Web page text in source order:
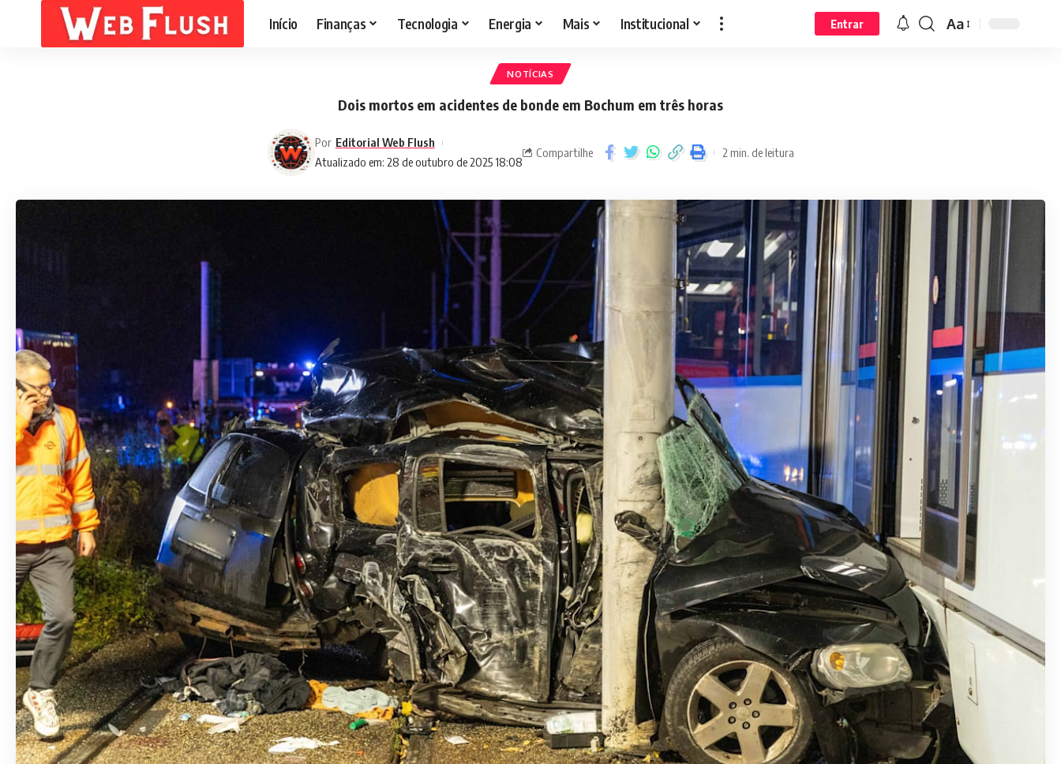
Início Finanças Tecnologia Energia Mais Institucional Entrar Aa
NOTÍCIAS
Dois mortos em acidentes de bonde em Bochum em três horas
Atualizado em: 28 de outubro de 2025 18:08
Por Editorial Web Flush
Compartilhe 2 min. de leitura